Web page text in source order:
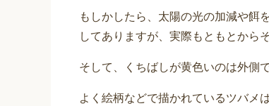
もしかしたら、太陽の光の加減や餌
してありますが、実際もともとから
そして、くちばしが黄色いのは外側
よく絵柄などで描かれているツバメ